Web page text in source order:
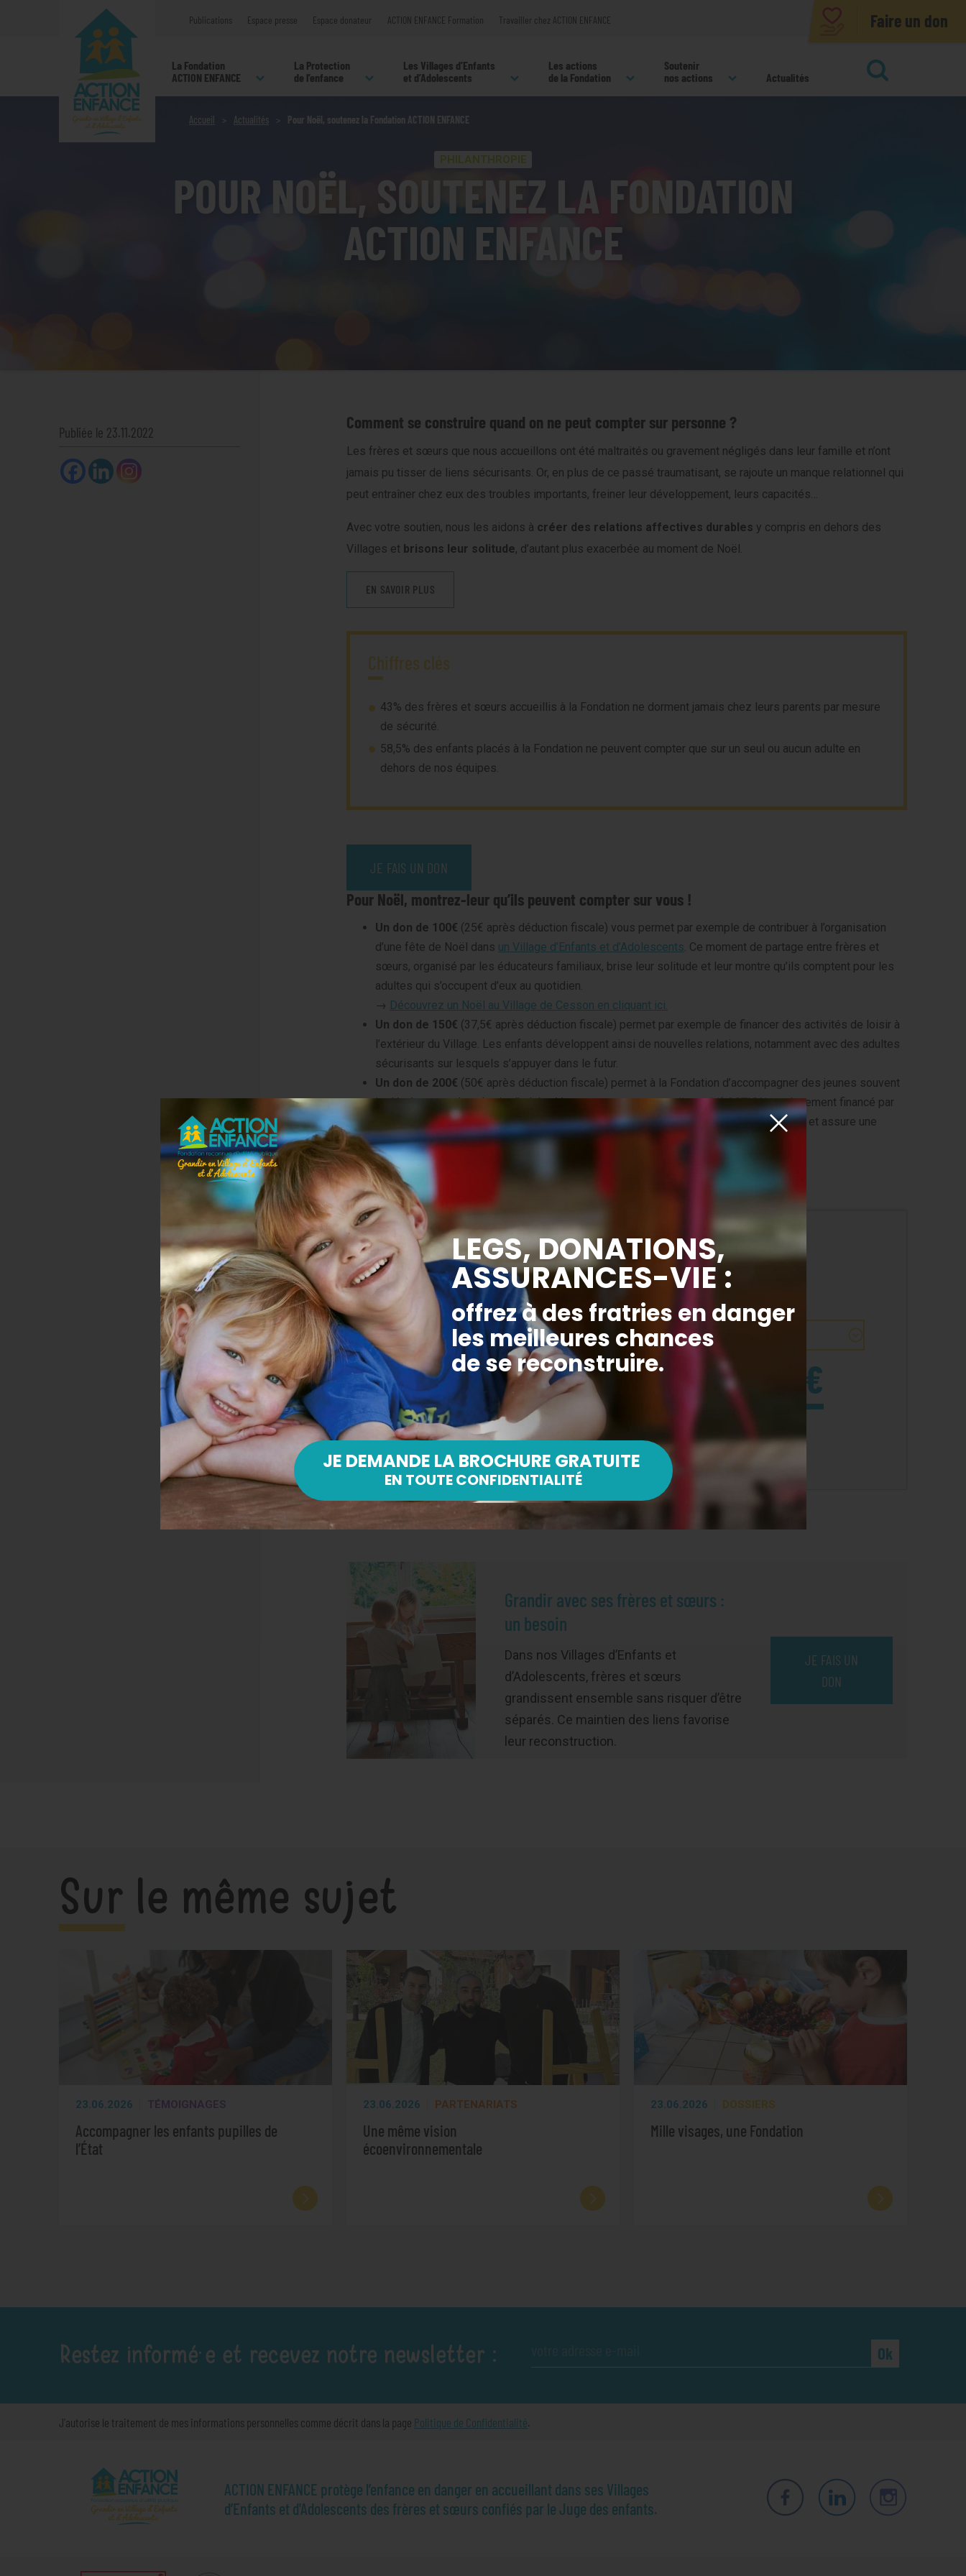
Publications Espace presse Espace donateur ACTION ENFANCE Formation Travailler chez ACTION ENFANCE Faire un don
La Fondation
ACTION ENFANCE
La Protection
de l’enfance
Les Villages d’Enfants
et d’Adolescents
Les actions
de la Fondation
Soutenir
nos actions
Actualités
Accueil Actualités Pour Noël, soutenez la Fondation ACTION ENFANCE
PHILANTHROPIE
POUR NOËL, SOUTENEZ LA FONDATION
ACTION ENFANCE
Publiée le 23.11.2022
Comment se construire quand on ne peut compter sur personne ?
Les frères et sœurs que nous accueillons ont été maltraités ou gravement négligés dans leur famille et n’ont
jamais pu tisser de liens sécurisants. Or, en plus de ce passé traumatisant, se rajoute un manque relationnel qui
peut entraîner chez eux des troubles importants, freiner leur développement, leurs capacités…
Avec votre soutien, nous les aidons à créer des relations affectives durables y compris en dehors des
Villages et brisons leur solitude, d’autant plus exacerbée au moment de Noël.
EN SAVOIR PLUS
Chiffres clés
43% des frères et sœurs accueillis à la Fondation ne dorment jamais chez leurs parents par mesure
de sécurité.
58,5% des enfants placés à la Fondation ne peuvent compter que sur un seul ou aucun adulte en
dehors de nos équipes.
JE FAIS UN DON
Pour Noël, montrez-leur qu’ils peuvent compter sur vous !
Un don de 100€ (25€ après déduction fiscale) vous permet par exemple de contribuer à l’organisation
d’une fête de Noël dans un Village d’Enfants et d’Adolescents . Ce moment de partage entre frères et
sœurs, organisé par les éducateurs familiaux, brise leur solitude et leur montre qu’ils comptent pour les
adultes qui s’occupent d’eux au quotidien.
→ Découvrez un Noël au Village de Cesson en cliquant ici.
Un don de 150€ (37,5€ après déduction fiscale) permet par exemple de financer des activités de loisir à
l’extérieur du Village. Les enfants développent ainsi de nouvelles relations, notamment avec des adultes
sécurisants sur lesquels s’appuyer dans le futur.
Un don de 200€ (50€ après déduction fiscale) permet à la Fondation d’accompagner des jeunes souvent
isolés à rentrer dans la vie d’adulte. Vous encourageznotre dispositif ACTION+, uniquement financé par
les dons, qui peut par exemple financer un permis, les aider à accéder à un logement… et assure une
présence régulière pour les sécuriser.
Faites une simulation de votre don
Avec votre don,
bénéficiez d’importants
avantages fiscaux
Vous pouvez déduire jusqu'à
75% du montant de votre don de
vos impôts.
Si je donne
après
mon don ne me coûte que €
Grandir avec ses frères et sœurs :
un besoin
Dans nos Villages d’Enfants et
d’Adolescents, frères et sœurs
grandissent ensemble sans risquer d’être
séparés. Ce maintien des liens favorise
leur reconstruction.
JE FAIS UN
DON
Sur le même sujet
23.06.2026 TÉMOIGNAGES
Accompagner les enfants pupilles de
l’État
23.06.2026 PARTENARIATS
Une même vision
écoenvironnementale
23.06.2026 DOSSIERS
Mille visages, une Fondation
Restez informé·e et recevez notre newsletter : Ok
J'autorise le traitement de mes informations personnelles comme décrit dans la page Politique de Confidentialité.
ACTION ENFANCE protège l’enfance en danger en accueillant dans ses Villages
d’Enfants et d'Adolescents des frères et sœurs confiés par le Juge des enfants.